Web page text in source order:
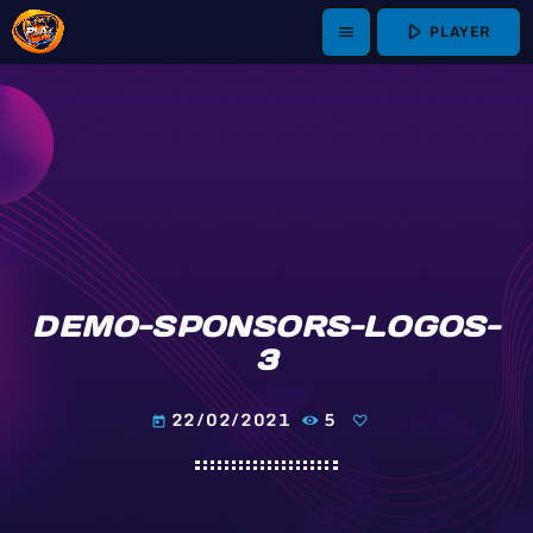
menu play_arrow PLAYER
DEMO-SPONSORS-LOGOS-
3
today 22/02/2021 5